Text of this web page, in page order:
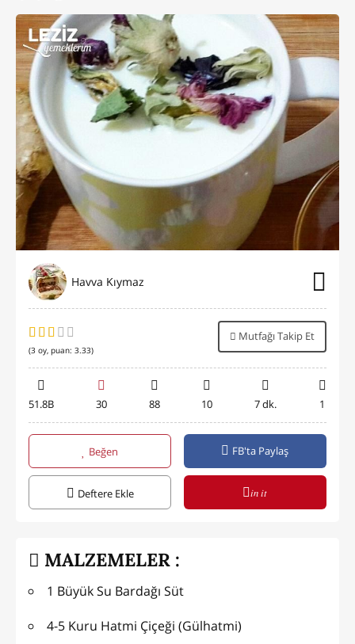
Havva Kıymaz
(3 oy, puan: 3.33)
Mutfağı Takip Et
51.8B 30 88 10 7 dk. 1
Beğen FB'ta Paylaş
Deftere Ekle in it
MALZEMELER :
1 Büyük Su Bardağı Süt
4-5 Kuru Hatmi Çiçeği (Gülhatmi)